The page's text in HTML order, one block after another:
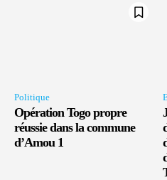
Politique
Opération Togo propre
réussie dans la commune
d’Amou 1